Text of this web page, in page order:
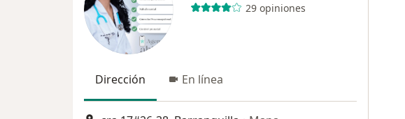
29 opiniones
Dirección En línea